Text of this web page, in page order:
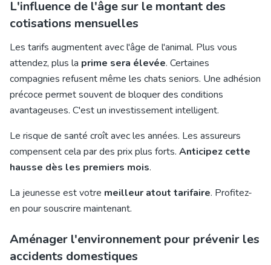
L'influence de l'âge sur le montant des
cotisations mensuelles
Les tarifs augmentent avec l'âge de l'animal. Plus vous
attendez, plus la prime sera élevée. Certaines
compagnies refusent même les chats seniors. Une adhésion
précoce permet souvent de bloquer des conditions
avantageuses. C'est un investissement intelligent.
Le risque de santé croît avec les années. Les assureurs
compensent cela par des prix plus forts. Anticipez cette
hausse dès les premiers mois.
La jeunesse est votre meilleur atout tarifaire. Profitez-
en pour souscrire maintenant.
Aménager l'environnement pour prévenir les
accidents domestiques